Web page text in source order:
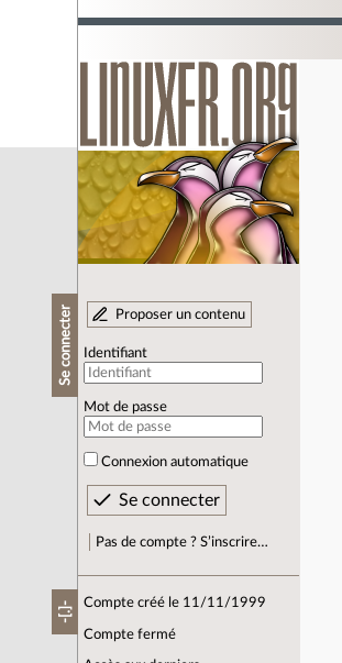
Se connecter Proposer un contenu
Identifiant
Mot de passe
Connexion automatique
Pas de compte ? S’inscrire…
-[.]- Compte créé le 11/11/1999
Compte fermé